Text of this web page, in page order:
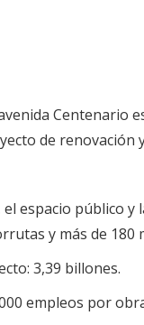
Centenario
de
espacio público
y más de
3,39 billones.
empleos por